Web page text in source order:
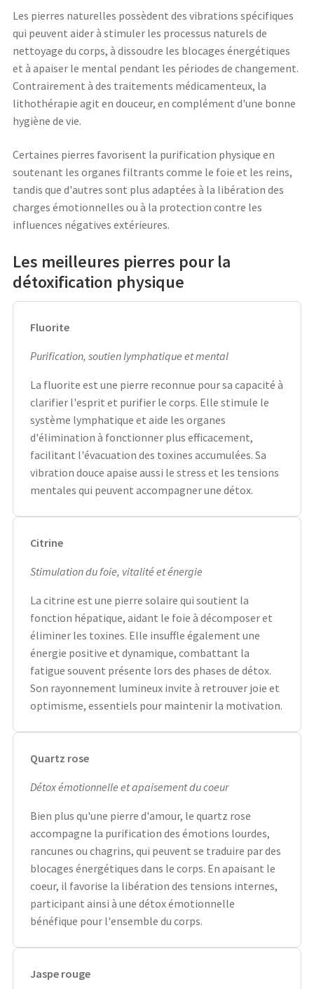
Les pierres naturelles possèdent des vibrations spécifiques
qui peuvent aider à stimuler les processus naturels de
nettoyage du corps, à dissoudre les blocages énergétiques
et à apaiser le mental pendant les périodes de changement.
Contrairement à des traitements médicamenteux, la
lithothérapie agit en douceur, en complément d'une bonne
hygiène de vie.
Certaines pierres favorisent la purification physique en
soutenant les organes filtrants comme le foie et les reins,
tandis que d'autres sont plus adaptées à la libération des
charges émotionnelles ou à la protection contre les
influences négatives extérieures.
Les meilleures pierres pour la
détoxification physique
Fluorite
Purification, soutien lymphatique et mental
La fluorite est une pierre reconnue pour sa capacité à
clarifier l'esprit et purifier le corps. Elle stimule le
système lymphatique et aide les organes
d'élimination à fonctionner plus efficacement,
facilitant l'évacuation des toxines accumulées. Sa
vibration douce apaise aussi le stress et les tensions
mentales qui peuvent accompagner une détox.
Citrine
Stimulation du foie, vitalité et énergie
La citrine est une pierre solaire qui soutient la
fonction hépatique, aidant le foie à décomposer et
éliminer les toxines. Elle insuffle également une
énergie positive et dynamique, combattant la
fatigue souvent présente lors des phases de détox.
Son rayonnement lumineux invite à retrouver joie et
optimisme, essentiels pour maintenir la motivation.
Quartz rose
Détox émotionnelle et apaisement du coeur
Bien plus qu'une pierre d'amour, le quartz rose
accompagne la purification des émotions lourdes,
rancunes ou chagrins, qui peuvent se traduire par des
blocages énergétiques dans le corps. En apaisant le
coeur, il favorise la libération des tensions internes,
participant ainsi à une détox émotionnelle
bénéfique pour l'ensemble du corps.
Jaspe rouge